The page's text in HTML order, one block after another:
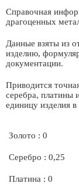
Справочная
драгоценных
Данные взяты из
изделию,
документации.
Приводится
серебра, платины
единицу изделия
Золото : 0
Серебро : 0,25
Платина : 0